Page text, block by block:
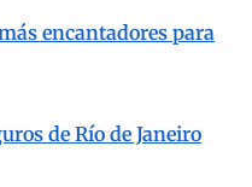
encantadores para
de Río de Janeiro